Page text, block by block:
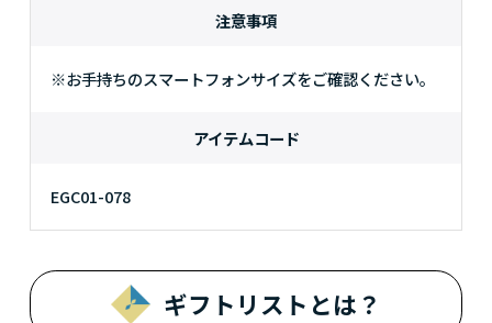
注意事項
※お手持ちのスマートフォンサイズをご確認ください。
アイテムコード
EGC01-078
ギフトリストとは？